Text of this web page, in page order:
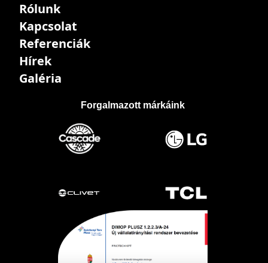
Rólunk
Kapcsolat
Referenciák
Hírek
Galéria
Forgalmazott márkáink